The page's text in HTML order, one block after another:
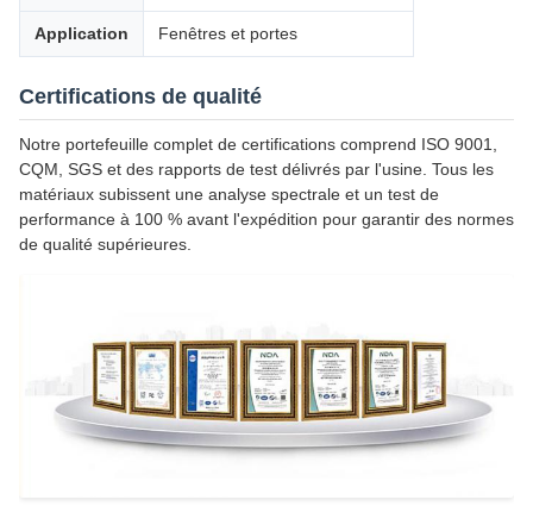
Application Fenêtres et portes
Certifications de qualité
Notre portefeuille complet de certifications comprend ISO 9001,
CQM, SGS et des rapports de test délivrés par l'usine. Tous les
matériaux subissent une analyse spectrale et un test de
performance à 100 % avant l'expédition pour garantir des normes
de qualité supérieures.